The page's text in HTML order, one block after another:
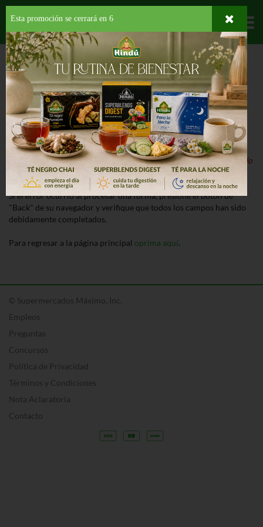
Departamentos
HOME
¡Lo Sentimos!
Nuestro sistema ha detectado un error al procesar la página.
Detalle del Error:El producto que buscas está suspendido o ha sido
descontinuado.
Si el error ocurrió al procesar una forma, presione el botón de
"Back" de su navegador y verifique que todos los campos han sido
debidamente completados.
Para regresar a la página principal oprima aquí.
© Supermercados Máximo, Inc.
Empleos
Preguntas
Concursos
Política de Privacidad
Términos y Condiciones
Nota Aclaratoria
Contacto
Esta promoción se cerrará en 6